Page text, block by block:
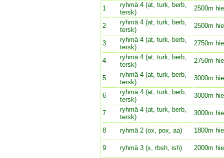
1
ryhmä 4 (at, turk, berb,
tersk)
2500m
2
ryhmä 4 (at, turk, berb,
tersk)
2500m
3
ryhmä 4 (at, turk, berb,
tersk)
2750m
4
ryhmä 4 (at, turk, berb,
tersk)
2750m
5
ryhmä 4 (at, turk, berb,
tersk)
3000m
6
ryhmä 4 (at, turk, berb,
tersk)
3000m
7
ryhmä 4 (at, turk, berb,
tersk)
3000m
8 ryhmä 2 (ox, pox, aa) 1800m
9 ryhmä 3 (x, rbsh, ish) 2000m